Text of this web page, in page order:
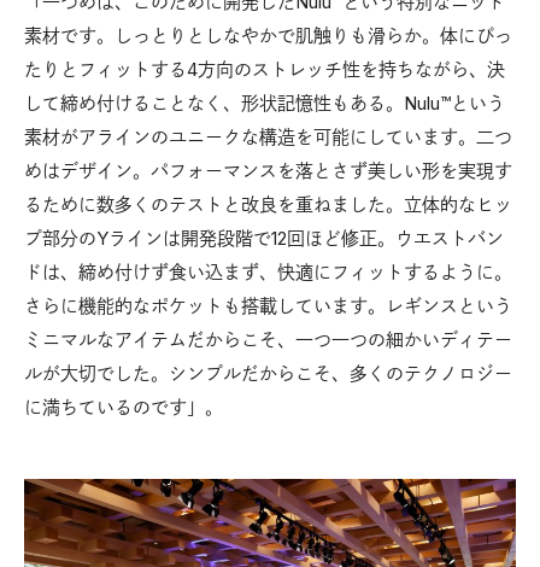
素材です。しっとりとしなやかで肌触りも滑らか。体にぴっ
たりとフィットする4方向のストレッチ性を持ちながら、決
して締め付けることなく、形状記憶性もある。Nulu™︎という
素材がアラインのユニークな構造を可能にしています。二つ
めはデザイン。パフォーマンスを落とさず美しい形を実現す
るために数多くのテストと改良を重ねました。立体的なヒッ
プ部分のYラインは開発段階で12回ほど修正。ウエストバン
ドは、締め付けず食い込まず、快適にフィットするように。
さらに機能的なポケットも搭載しています。レギンスという
ミニマルなアイテムだからこそ、一つ一つの細かいディテー
ルが大切でした。シンプルだからこそ、多くのテクノロジー
に満ちているのです」。